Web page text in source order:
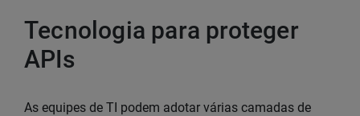
Tecnologia para proteger
APIs
As equipes de TI podem adotar várias camadas de